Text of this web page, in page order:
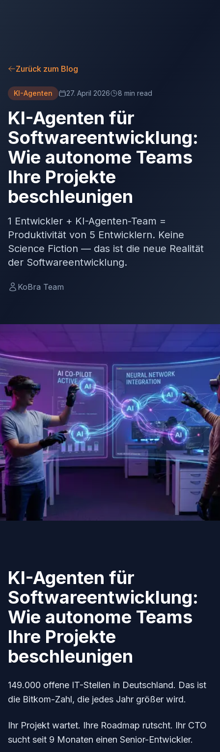
Zurück zum Blog
KI-Agenten 27. April 2026 8 min read
KI-Agenten für
Softwareentwicklung:
Wie autonome Teams
Ihre Projekte
beschleunigen
1 Entwickler + KI-Agenten-Team =
Produktivität von 5 Entwicklern. Keine
Science Fiction — das ist die neue Realität
der Softwareentwicklung.
KoBra Team
KI-Agenten für
Softwareentwicklung:
Wie autonome Teams
Ihre Projekte
beschleunigen
149.000 offene IT-Stellen in Deutschland. Das ist
die Bitkom-Zahl, die jedes Jahr größer wird.
Ihr Projekt wartet. Ihre Roadmap rutscht. Ihr CTO
sucht seit 9 Monaten einen Senior-Entwickler.